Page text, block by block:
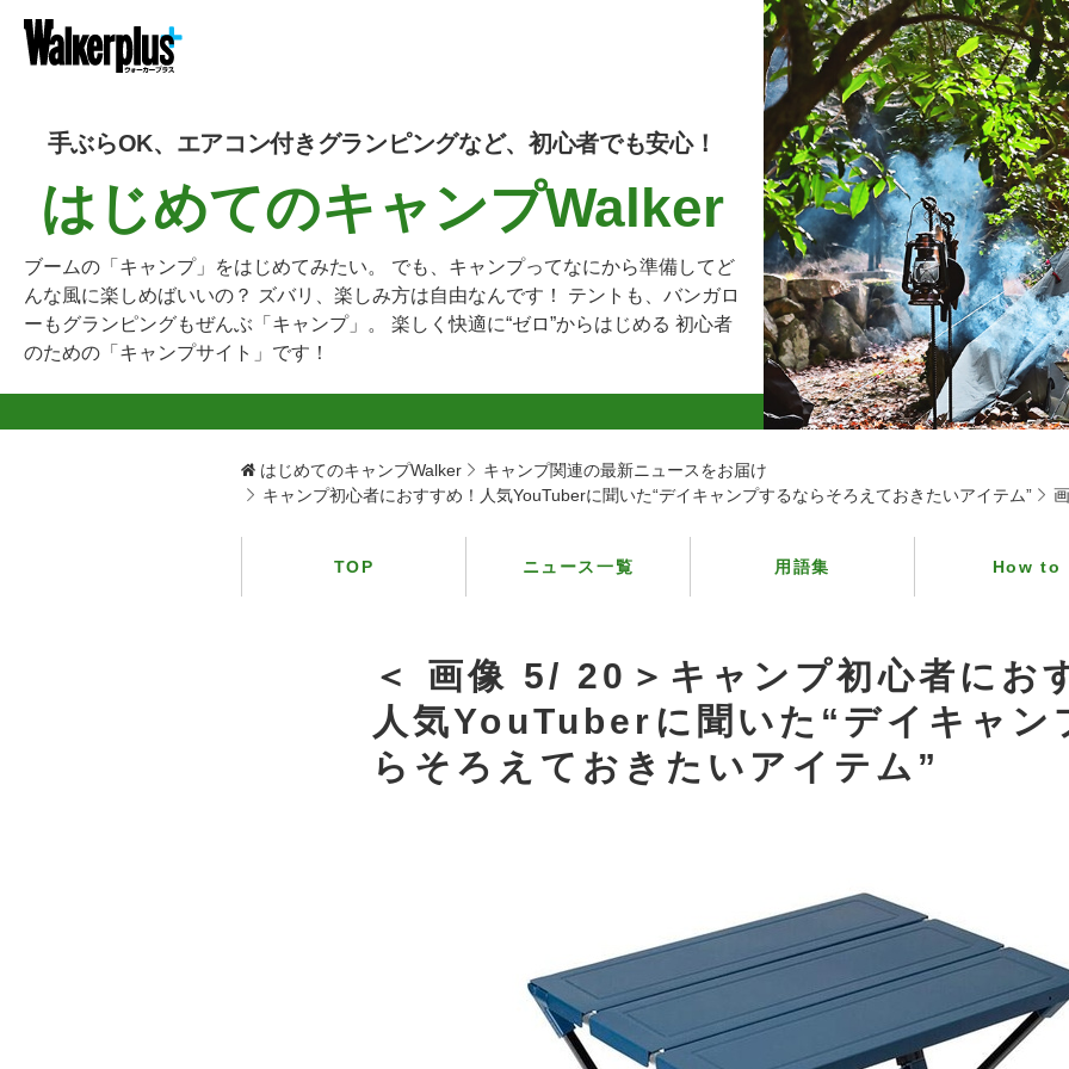
手ぶらOK、エアコン付きグランピングなど、初心者でも安心！
はじめてのキャンプWalker
ブームの「キャンプ」をはじめてみたい。 でも、キャンプってなにから準備してど
んな風に楽しめばいいの？ ズバリ、楽しみ方は自由なんです！ テントも、バンガロ
ーもグランピングもぜんぶ「キャンプ」。 楽しく快適に“ゼロ”からはじめる 初心者
のための「キャンプサイト」です！
はじめてのキャンプWalker
キャンプ関連の最新ニュースをお届け
キャンプ初心者におすすめ！人気YouTuberに聞いた“デイキャンプするならそろえておきたいアイテム”
TOP ニュース一覧 用語集 How to
＜ 画像 5/ 20＞キャンプ初心者にお
人気YouTuberに聞いた“デイキャン
らそろえておきたいアイテム”